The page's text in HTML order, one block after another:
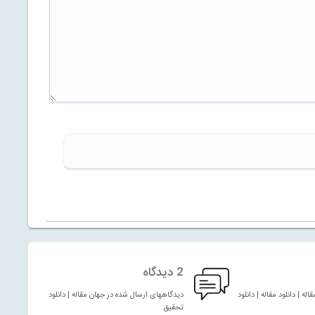
| دانلود مقاله | دانلود
2 دیدگاه
دیدگاههای ارسال شده در جهان مقاله | دانلود مقاله | دانلود
تحقیق